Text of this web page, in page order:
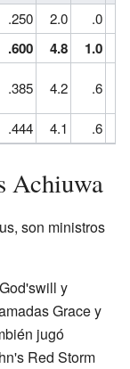
.250 2.0 .0
.600 4.8 1.0
.385 4.2 .6
.444 4.1 .6
Achiuwa
son ministros
y
Grace y
jugó
Red Storm